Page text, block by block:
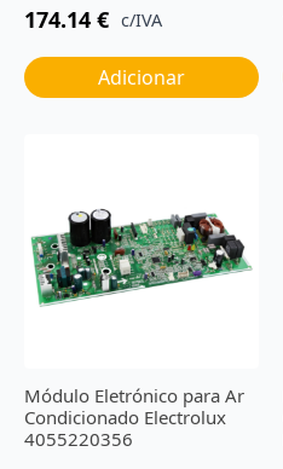
174.14 € c/IVA
Adicionar
Módulo Eletrónico para Ar
Condicionado Electrolux
4055220356